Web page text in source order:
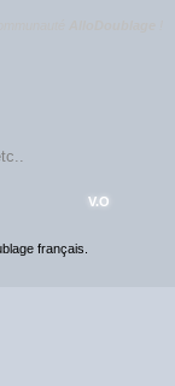
V.O
français.